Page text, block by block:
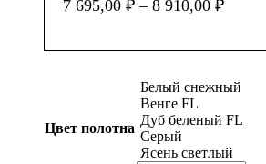
7 695,00 ₽ – 8 910,00 ₽
Цвет полотна
Белый снежный
Венге FL
Дуб беленый FL
Серый
Ясень светлый